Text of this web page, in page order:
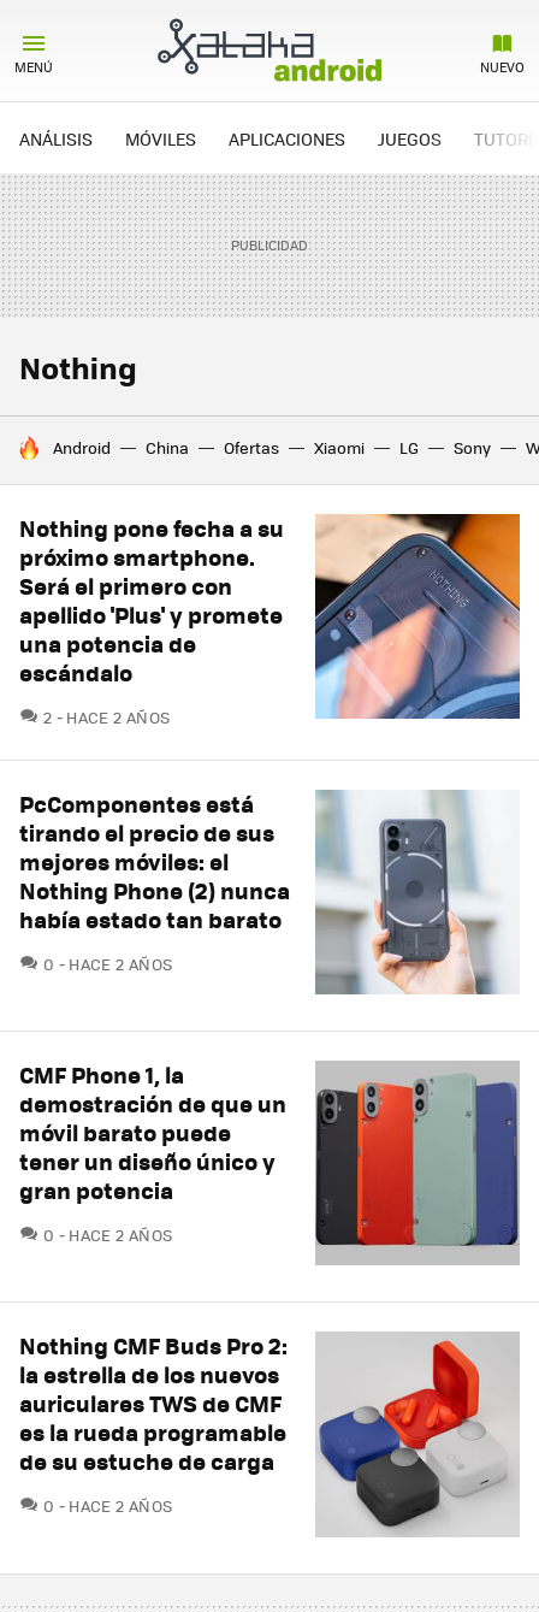
MENÚ NUEVO
ANÁLISIS MÓVILES APLICACIONES JUEGOS
Nothing
HOY SE HABLA DE
Android China Ofertas Xiaomi LG Sony
Nothing pone fecha a su
próximo smartphone.
Será el primero con
apellido 'Plus' y promete
una potencia de
escándalo
2 COMENTARIOS
HACE 2 AÑOS
PcComponentes está
tirando el precio de sus
mejores móviles: el
Nothing Phone (2) nunca
había estado tan barato
0 COMENTARIOS
HACE 2 AÑOS
CMF Phone 1, la
demostración de que un
móvil barato puede
tener un diseño único y
gran potencia
0 COMENTARIOS
HACE 2 AÑOS
Nothing CMF Buds Pro 2:
la estrella de los nuevos
auriculares TWS de CMF
es la rueda programable
de su estuche de carga
0 COMENTARIOS
HACE 2 AÑOS